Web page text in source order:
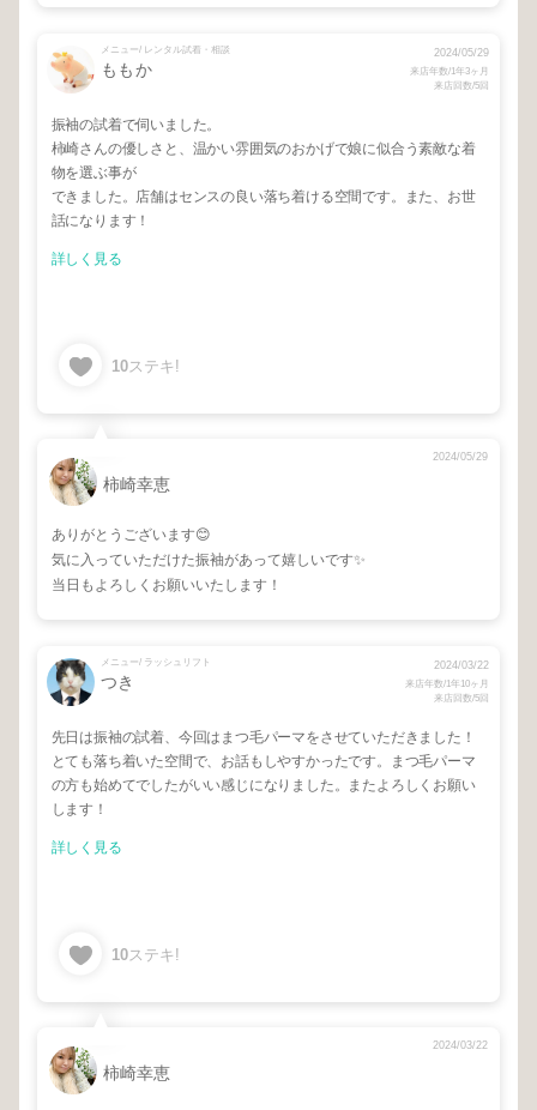
メニュー/ レンタル試着・相談
ももか
2024/05/29
来店年数/1年3ヶ月
来店回数/5回
振袖の試着で伺いました。
柿崎さんの優しさと、温かい雰囲気のおかげで娘に似合う素敵な着
物を選ぶ事が
できました。店舗はセンスの良い落ち着ける空間です。また、お世
話になります！
詳しく見る
10ステキ!
柿崎幸恵
2024/05/29
ありがとうございます😊
気に入っていただけた振袖があって嬉しいです✨
当日もよろしくお願いいたします！
メニュー/ ラッシュリフト
つき
2024/03/22
来店年数/1年10ヶ月
来店回数/5回
先日は振袖の試着、今回はまつ毛パーマをさせていただきました！
とても落ち着いた空間で、お話もしやすかったです。まつ毛パーマ
の方も始めてでしたがいい感じになりました。またよろしくお願い
します！
詳しく見る
10ステキ!
柿崎幸恵
2024/03/22